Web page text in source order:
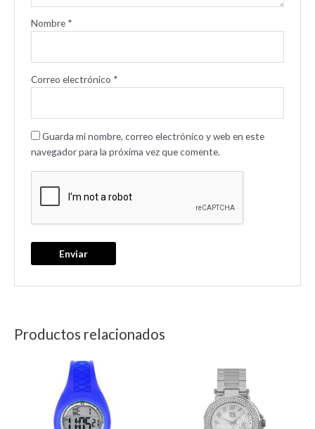
Nombre *
Correo electrónico *
Guarda mi nombre, correo electrónico y web en este
navegador para la próxima vez que comente.
Productos relacionados